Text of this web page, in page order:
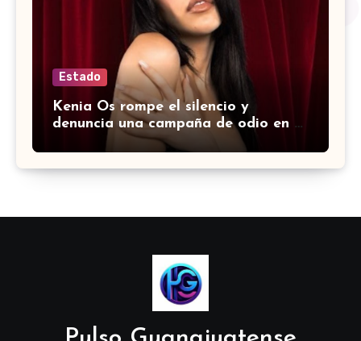
Estado
Kenia Os rompe el silencio y
denuncia una campaña de odio en su